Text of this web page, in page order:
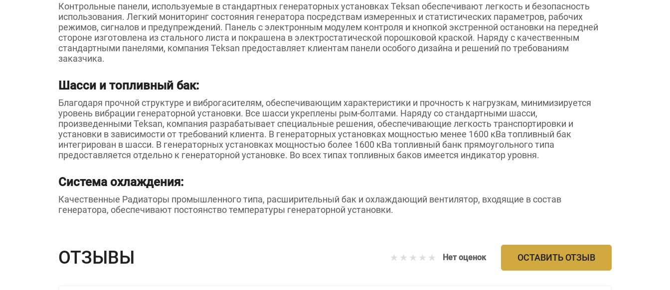
Контрольные панели, используемые в стандартных генераторных установках Teksan обеспечивают легкость и безопасность
использования. Легкий мониторинг состояния генератора посредствам измеренных и статистических параметров, рабочих
режимов, сигналов и предупреждений. Панель с электронным модулем контроля и кнопкой экстренной остановки на передней
стороне изготовлена из стального листа и покрашена в электростатической порошковой краской. Наряду с качественным
стандартными панелями, компания Teksan предоставляет клиентам панели особого дизайна и решений по требованиям
заказчика.
Шасси и топливный бак:
Благодаря прочной структуре и виброгасителям, обеспечивающим характеристики и прочность к нагрузкам, минимизируется
уровень вибрации генераторной установки. Все шасси укреплены рым-болтами. Наряду со стандартными шасси,
произведенными Teksan, компания разрабатывает специальные решения, обеспечивающие легкость транспортировки и
установки в зависимости от требований клиента. В генераторных установках мощностью менее 1600 кВа топливный бак
интегрирован в шасси. В генераторных установках мощностью более 1600 кВа топливный банк прямоугольного типа
предоставляется отдельно к генераторной установке. Во всех типах топливных баков имеется индикатор уровня.
Система охлаждения:
Качественные Радиаторы промышленного типа, расширительный бак и охлаждающий вентилятор, входящие в состав
генератора, обеспечивают постоянство температуры генераторной установки.
ОТЗЫВЫ Нет оценок ОСТАВИТЬ ОТЗЫВ